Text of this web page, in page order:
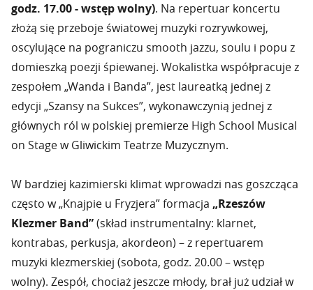
godz. 17.00 - wstęp wolny). Na repertuar koncertu
złożą się przeboje światowej muzyki rozrywkowej,
oscylujące na pograniczu smooth jazzu, soulu i popu z
domieszką poezji śpiewanej. Wokalistka współpracuje z
zespołem „Wanda i Banda”, jest laureatką jednej z
edycji „Szansy na Sukces”, wykonawczynią jednej z
głównych ról w polskiej premierze High School Musical
on Stage w Gliwickim Teatrze Muzycznym.
W bardziej kazimierski klimat wprowadzi nas goszcząca
często w „Knajpie u Fryzjera” formacja „Rzeszów
Klezmer Band”(skład instrumentalny: klarnet,
kontrabas, perkusja, akordeon) – z repertuarem
muzyki klezmerskiej (sobota, godz. 20.00 – wstęp
wolny). Zespół, chociaż jeszcze młody, brał już udział w